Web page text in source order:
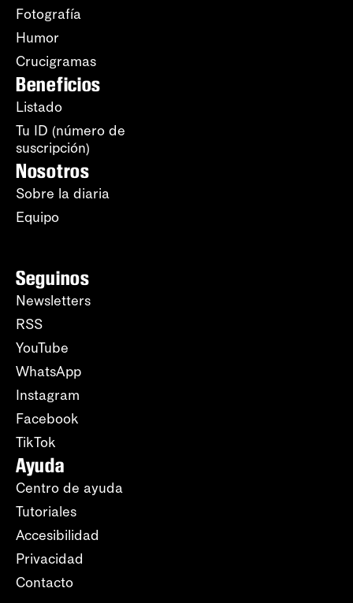
Fotografía
Humor
Crucigramas
Beneficios
Listado
Tu ID (número de
suscripción)
Nosotros
Sobre la diaria
Equipo
Seguinos
Newsletters
RSS
YouTube
WhatsApp
Instagram
Facebook
TikTok
Ayuda
Centro de ayuda
Tutoriales
Accesibilidad
Privacidad
Contacto